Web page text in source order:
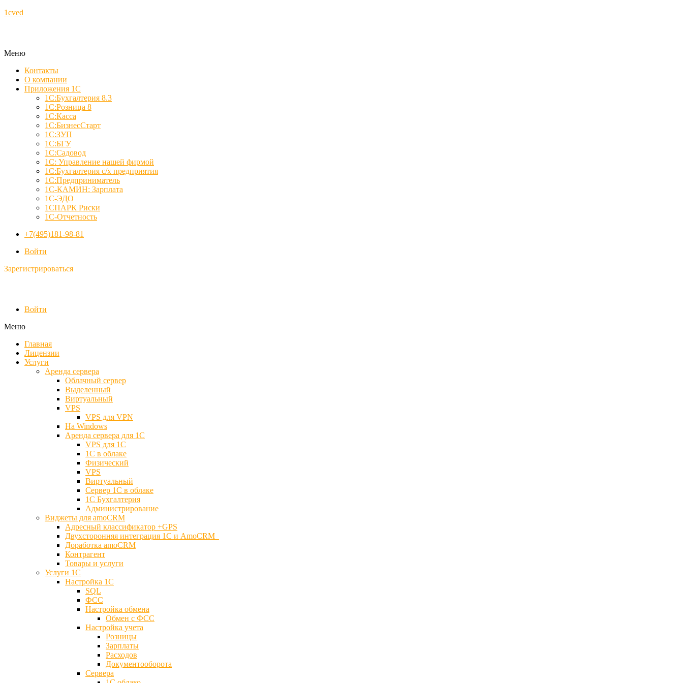
1cved
Меню
Контакты
О компании
Приложения 1С
1С:Бухгалтерия 8.3
1С:Розница 8
1С:Касса
1С:БизнесСтарт
1С:ЗУП
1С:БГУ
1С:Садовод
1С: Управление нашей фирмой
1С:Бухгалтерия с/х предприятия
1С:Предприниматель
1С-КАМИН: Зарплата
1С-ЭДО
1СПАРК Риски
1С-Отчетность
+7(495)181-98-81
Войти
Зарегистрироваться
Войти
Меню
Главная
Лицензии
Услуги
Аренда сервера
Облачный сервер
Выделенный
Виртуальный
VPS
VPS для VPN
На Windows
Аренда сервера для 1С
VPS для 1С
1С в облаке
Физический
VPS
Виртуальный
Сервер 1С в облаке
1С Бухгалтерия
Администрирование
Виджеты для amoCRM
Адресный классификатор +GPS
Двухсторонняя интеграция 1С и AmoCRM
Доработка amoCRM
Контрагент
Товары и услуги
Услуги 1С
Настройка 1С
SQL
ФСС
Настройка обмена
Обмен с ФСС
Настройка учета
Розницы
Зарплаты
Расходов
Документооборота
Сервера